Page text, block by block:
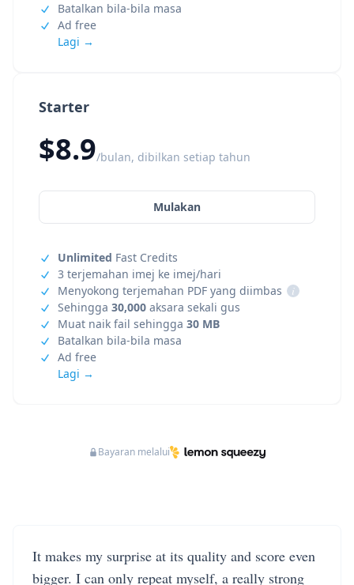
Starter
$8.9/bulan, dibilkan setiap tahun
Mulakan
Unlimited Fast Credits
3 terjemahan imej ke imej/hari
Menyokong terjemahan PDF yang diimbas
i
Sehingga 30,000 aksara sekali gus
Muat naik fail sehingga 30 MB
Batalkan bila-bila masa
Ad free
Lagi →
Batalkan bila-bila masa
Ad free
Lagi →
Bayaran melalui
It makes my surprise at its quality and score even
bigger. I can only repeat myself, a really strong